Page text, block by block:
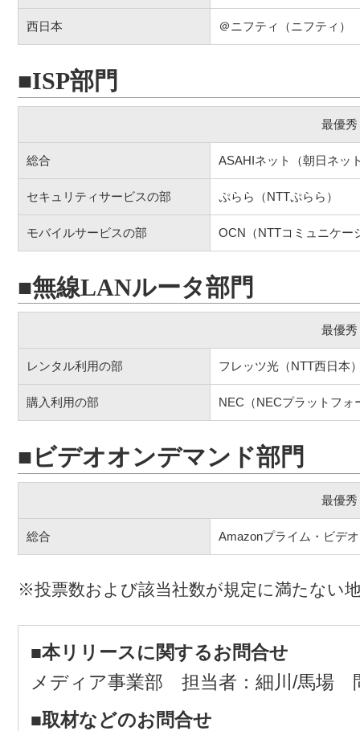
西日本 ＠ニフティ（ニフティ）
■ISP部門
最優秀
総合 ASAHIネット（朝日ネッ
セキュリティサービスの部 ぷらら（NTTぷらら）
モバイルサービスの部 OCN（NTTコミュニケー
■無線LANルータ部門
最優秀
レンタル利用の部 フレッツ光（NTT西日本
購入利用の部 NEC（NECプラットフォ
■ビデオオンデマンド部門
最優秀
総合 Amazonプライム・ビデ
※投票数および該当社数が規定に満たない
■本リリースに関するお問合せ
メディア事業部 担当者：細川/馬場
■取材などのお問合せ